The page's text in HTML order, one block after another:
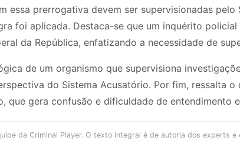
essa prerrogativa devem ser supervisionadas pelo
foi aplicada. Destaca-se que um inquérito
da República, enfatizando a necessidade de
de um organismo que supervisiona
do Sistema Acusatório. Por fim, ressalta
que gera confusão e dificuldade de entendimento
da Criminal Player. O texto integral é de autoria dos experts